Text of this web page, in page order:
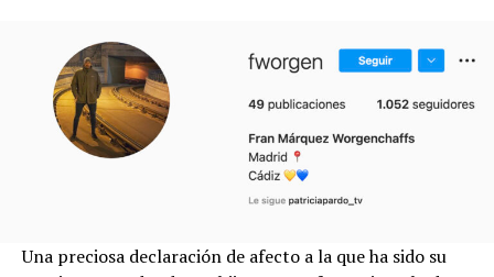
Una preciosa declaración de afecto a la que ha sido su